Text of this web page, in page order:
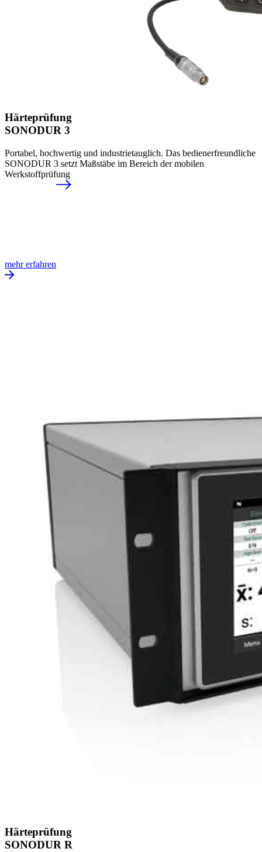
Härteprüfung
SONODUR 3
Portabel, hochwertig und industrietauglich. Das bedienerfreundliche
SONODUR 3 setzt Maßstäbe im Bereich der mobilen
Werkstoffprüfung
mehr erfahren
Härteprüfung
SONODUR R